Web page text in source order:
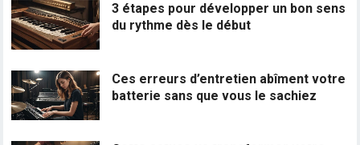
3 étapes pour développer un bon sens
du rythme dès le début
Ces erreurs d’entretien abîment votre
batterie sans que vous le sachiez